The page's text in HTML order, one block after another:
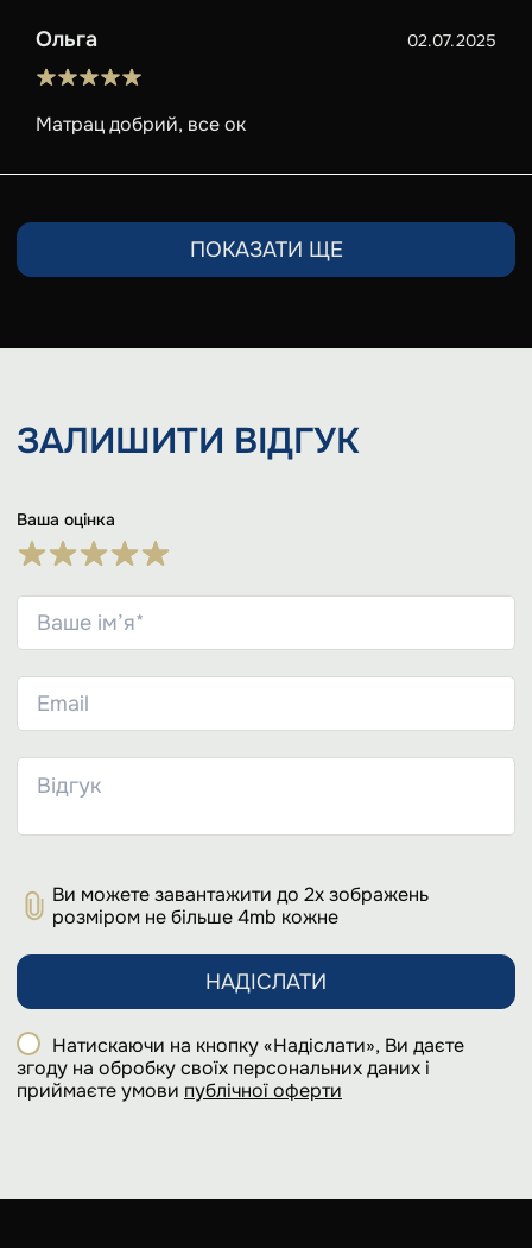
Ольга 02.07.2025
Матрац добрий, все ок
ПОКАЗАТИ ЩЕ
ЗАЛИШИТИ ВІДГУК
Ваша оцінка
Ви можете завантажити до 2х зображень
розміром не більше 4mb кожне
НАДІСЛАТИ
Натискаючи на кнопку «Надіслати», Ви даєте
згоду на обробку своїх персональних даних і
приймаєте умови публічної оферти